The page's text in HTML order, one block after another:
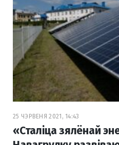
25 ЧЭРВЕНЯ 2021, 14:43
«Сталіца зялёнай